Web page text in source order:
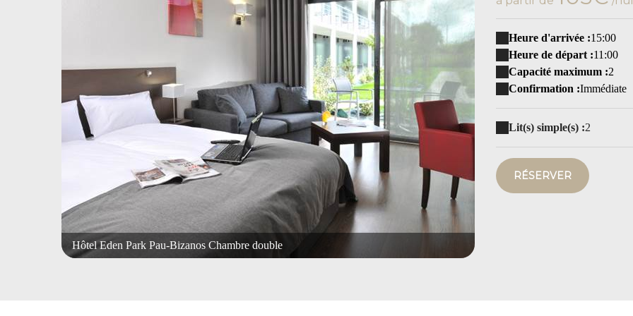
Hôtel Eden Park Pau-Bizanos Chambre double
Heure d'arrivée :15:00
Heure de départ :11:00
Capacité maximum :2
Confirmation :Immédiate
Lit(s) simple(s) :2
RÉSERVER